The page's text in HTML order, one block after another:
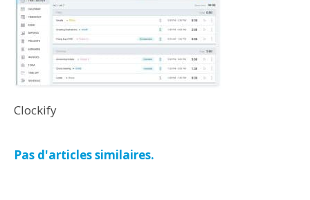
Clockify
Pas d'articles similaires.